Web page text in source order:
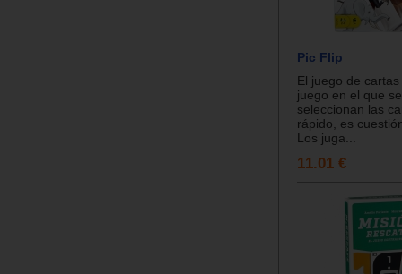
Pic Flip
El juego de
juego en el que
seleccionan las
rápido, es
Los juga...
11.01 €